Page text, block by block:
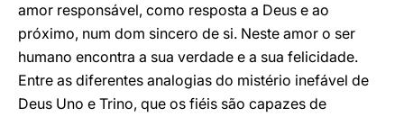
amor responsável, como resposta a Deus e ao
próximo, num dom sincero de si. Neste amor o ser
humano encontra a sua verdade e a sua felicidade.
Entre as diferentes analogias do mistério inefável de
Deus Uno e Trino, que os fiéis são capazes de